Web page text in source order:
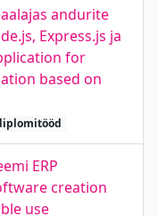
andurite
Express.js ja
for
based on
ERP
creation
use